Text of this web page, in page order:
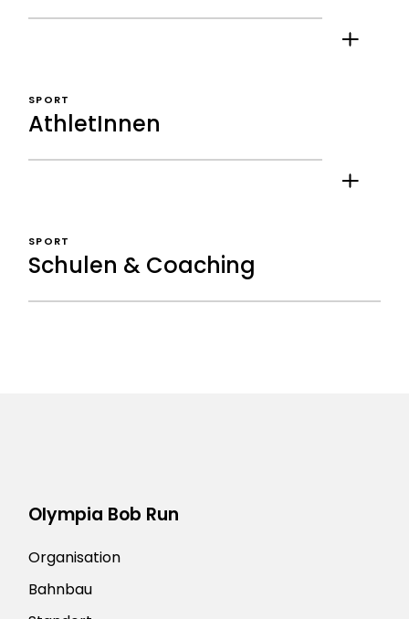
SPORT
AthletInnen
SPORT
Schulen & Coaching
Olympia Bob Run
Organisation
Bahnbau